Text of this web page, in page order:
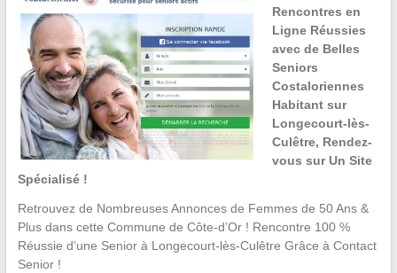
Rencontres en
Ligne Réussies
avec de Belles
Seniors
Costaloriennes
Habitant sur
Longecourt-lès-
Culêtre, Rendez-
vous sur Un Site
Spécialisé !
Retrouvez de Nombreuses Annonces de Femmes de 50 Ans &
Plus dans cette Commune de Côte-d’Or ! Rencontre 100 %
Réussie d’une Senior à Longecourt-lès-Culêtre Grâce à Contact
Senior !